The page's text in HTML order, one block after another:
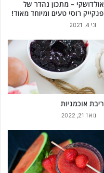
אולדושקי – מתכון נהדר של
פנקייק רוסי טעים ומיוחד מאוד!
יוני 4, 2021
ריבת אוכמניות
ינואר 21, 2022